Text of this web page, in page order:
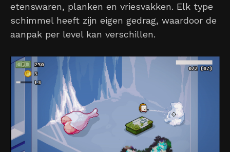
etenswaren, planken en vriesvakken. Elk type
schimmel heeft zijn eigen gedrag, waardoor de
aanpak per level kan verschillen.